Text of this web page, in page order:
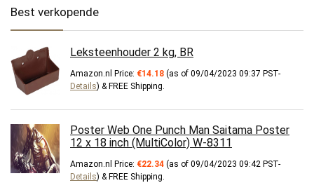
Best verkopende
Leksteenhouder 2 kg, BR
Amazon.nl Price: €14.18 (as of 09/04/2023 09:37 PST-
Details) & FREE Shipping.
Poster Web One Punch Man Saitama Poster
12 x 18 inch (MultiColor) W-8311
Amazon.nl Price: €22.34 (as of 09/04/2023 09:42 PST-
Details) & FREE Shipping.